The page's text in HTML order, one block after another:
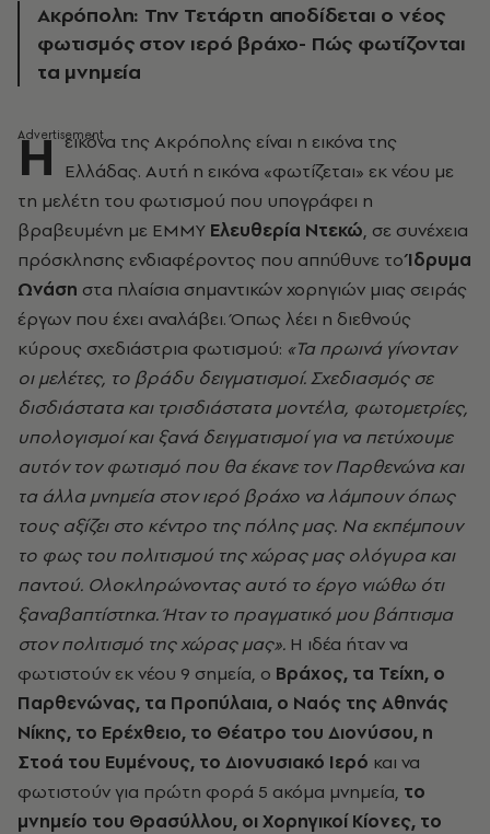
Ακρόπολη: Την Τετάρτη αποδίδεται ο νέος
φωτισμός στον ιερό βράχο- Πώς φωτίζονται
τα μνημεία
Η εικόνα της Ακρόπολης είναι η εικόνα της
Ελλάδας. Αυτή η εικόνα «φωτίζεται» εκ νέου με
τη μελέτη του φωτισμού που υπογράφει η
βραβευμένη με ΕΜΜΥ Ελευθερία Ντεκώ, σε συνέχεια
πρόσκλησης ενδιαφέροντος που απηύθυνε τοΊδρυμα
Ωνάση στα πλαίσια σημαντικών χορηγιών μιας σειράς
έργων που έχει αναλάβει. Όπως λέει η διεθνούς
κύρους σχεδιάστρια φωτισμού: «Τα πρωινά γίνονταν
οι μελέτες, το βράδυ δειγματισμοί. Σχεδιασμός σε
δισδιάστατα και τρισδιάστατα μοντέλα, φωτομετρίες,
υπολογισμοί και ξανά δειγματισμοί για να πετύχουμε
αυτόν τον φωτισμό που θα έκανε τον Παρθενώνα και
τα άλλα μνημεία στον ιερό βράχο να λάμπουν όπως
τους αξίζει στο κέντρο της πόλης μας. Να εκπέμπουν
το φως του πολιτισμού της χώρας μας ολόγυρα και
παντού. Ολοκληρώνοντας αυτό το έργο νιώθω ότι
ξαναβαπτίστηκα. Ήταν το πραγματικό μου βάπτισμα
στον πολιτισμό της χώρας μας». Η ιδέα ήταν να
φωτιστούν εκ νέου 9 σημεία, ο Βράχος, τα Τείχη, ο
Παρθενώνας, τα Προπύλαια, ο Ναός της Αθηνάς
Νίκης, το Ερέχθειο, το Θέατρο του Διονύσου, η
Στοά του Ευμένους, το Διονυσιακό Ιερό και να
φωτιστούν για πρώτη φορά 5 ακόμα μνημεία, το
μνημείο του Θρασύλλου, οι Χορηγικοί Κίονες, το